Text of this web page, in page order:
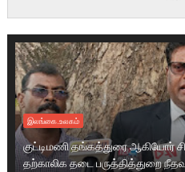
இலங்கை.உலகம்
குட்டிமணி தங்கத்துரை ஆகியோர்
தற்காலிக தடை பருத்தித்துறை